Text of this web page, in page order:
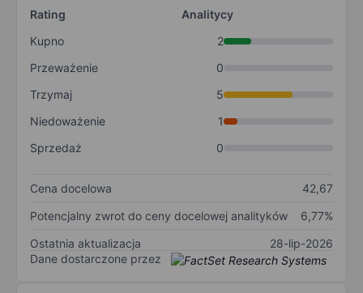
Rating
Analitycy
Kupno
2
Przeważenie
0
Trzymaj
5
Niedoważenie
1
Sprzedaż
0
Cena docelowa
42,67
Potencjalny zwrot do ceny docelowej analityków
6,77%
Ostatnia aktualizacja
28-lip-2026
Dane dostarczone przez